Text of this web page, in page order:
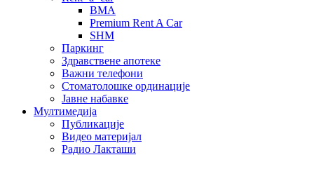
BMA
Premium Rent A Car
SHM
Паркинг
Здравствене апотеке
Важни телефони
Стоматолошке ординације
Јавне набавке
Мултимедија
Публикације
Видео материјал
Радио Лакташи